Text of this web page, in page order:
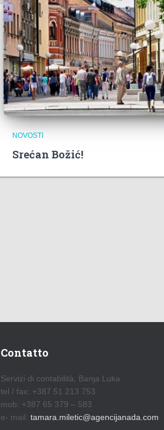
NOVOSTI
Srećan Božić!
Contatto
Servizi di contabilità, Banja Luka
tel / fax: +387 51 213 753
mob: +387 65 379 – 583
e- mail: tamara.miletic@agencijanada.com